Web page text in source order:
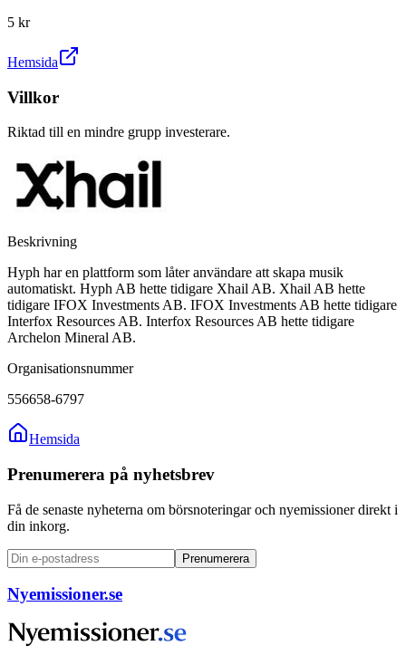
5 kr
Hemsida
Villkor
Riktad till en mindre grupp investerare.
Beskrivning
Hyph har en plattform som låter användare att skapa musik
automatiskt. Hyph AB hette tidigare Xhail AB. Xhail AB hette
tidigare IFOX Investments AB. IFOX Investments AB hette tidigare
Interfox Resources AB. Interfox Resources AB hette tidigare
Archelon Mineral AB.
Organisationsnummer
556658-6797
Hemsida
Prenumerera på nyhetsbrev
Få de senaste nyheterna om börsnoteringar och nyemissioner direkt i
din inkorg.
Prenumerera
Nyemissioner.se